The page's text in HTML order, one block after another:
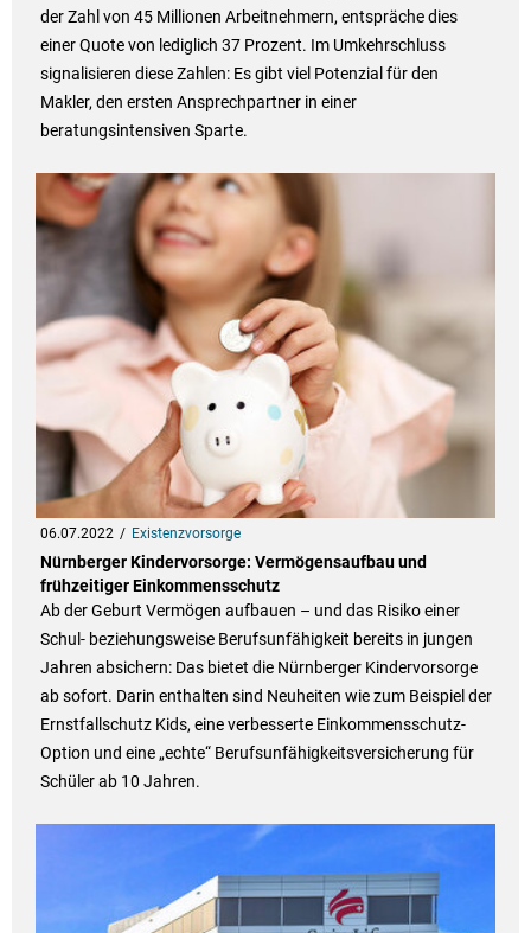
der Zahl von 45 Millionen Arbeitnehmern, entspräche dies
einer Quote von lediglich 37 Prozent. Im Umkehrschluss
signalisieren diese Zahlen: Es gibt viel Potenzial für den
Makler, den ersten Ansprechpartner in einer
beratungsintensiven Sparte.
06.07.2022 Existenzvorsorge
Nürnberger Kindervorsorge: Vermögensaufbau und
frühzeitiger Einkommensschutz
Ab der Geburt Vermögen aufbauen – und das Risiko einer
Schul- beziehungsweise Berufsunfähigkeit bereits in jungen
Jahren absichern: Das bietet die Nürnberger Kindervorsorge
ab sofort. Darin enthalten sind Neuheiten wie zum Beispiel der
Ernstfallschutz Kids, eine verbesserte Einkommensschutz-
Option und eine „echte“ Berufsunfähigkeitsversicherung für
Schüler ab 10 Jahren.